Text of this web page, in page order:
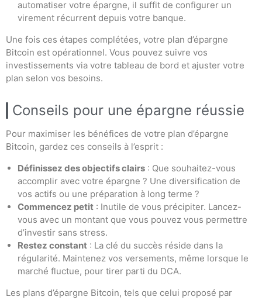
automatiser votre épargne, il suffit de configurer un
virement récurrent depuis votre banque.
Une fois ces étapes complétées, votre plan d’épargne
Bitcoin est opérationnel. Vous pouvez suivre vos
investissements via votre tableau de bord et ajuster votre
plan selon vos besoins.
Conseils pour une épargne réussie
Pour maximiser les bénéfices de votre plan d’épargne
Bitcoin, gardez ces conseils à l’esprit :
Définissez des objectifs clairs : Que souhaitez-vous
accomplir avec votre épargne ? Une diversification de
vos actifs ou une préparation à long terme ?
Commencez petit : Inutile de vous précipiter. Lancez-
vous avec un montant que vous pouvez vous permettre
d’investir sans stress.
Restez constant : La clé du succès réside dans la
régularité. Maintenez vos versements, même lorsque le
marché fluctue, pour tirer parti du DCA.
Les plans d’épargne Bitcoin, tels que celui proposé par